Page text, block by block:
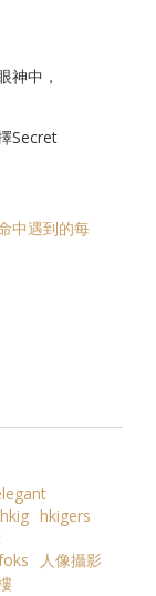
神中，
Secret
中遇到的每
hkig hkigers
人像攝影